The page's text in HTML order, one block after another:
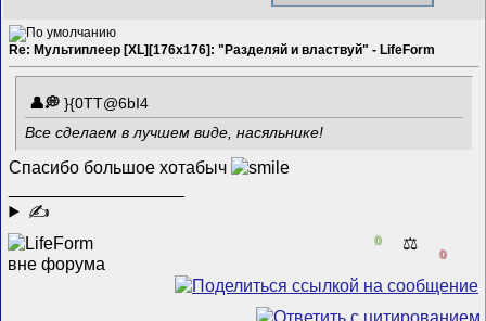
Re: Мультиплеер [XL][176x176]: "Разделяй и властвуй" - LifeForm
}{0TT@6bI4
Все сделаем в лучшем виде, насяльнике!
Спасибо большое хотабыч
✍
0 ⚖️
0